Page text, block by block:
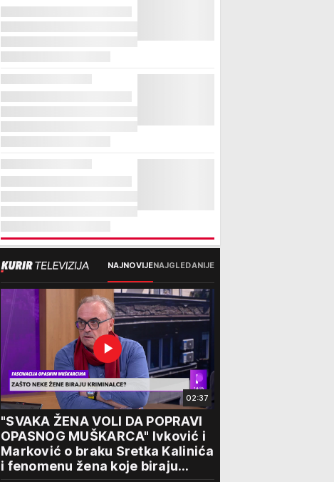
NAJNOVIJENAJGLEDANIJE
02:37
"SVAKA ŽENA VOLI DA POPRAVI
OPASNOG MUŠKARCA" Ivković i
Marković o braku Sretka Kalinića
i fenomenu žena koje biraju